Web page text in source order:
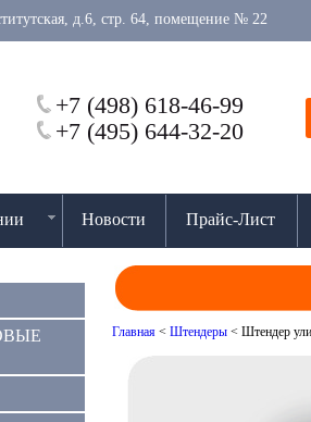
д.6, стр. 64, помещение № 22
+7 (498) 618-46-99
+7 (495) 644-32-20
Новости Прайс-Лист
Главная < Штендеры < Штендер